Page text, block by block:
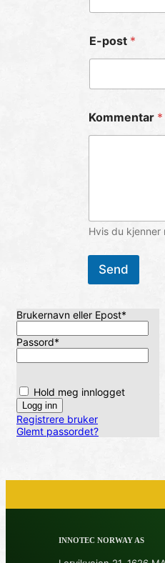
Brukernavn eller Epost*
Passord*
Hold meg innlogget
Registrere bruker
Glemt passordet?
E-post *
Kommentar *
Hvis du
Send
INNOTEC NORWAY AS